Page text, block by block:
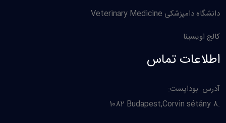
دانشگاه دامپزشکی Veterinary Medicine
کالج اویسینا
اطلاعات تماس
:آدرس بوداپست
1082 Budapest,Corvin sétány 8.